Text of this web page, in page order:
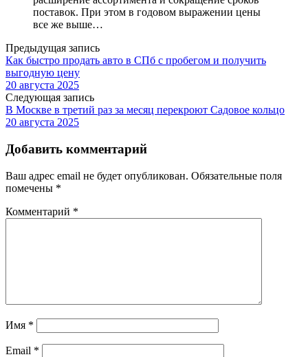
поставок. При этом в годовом выражении цены
все же выше…
Предыдущая запись
Как быстро продать авто в СПб с пробегом и получить
выгодную цену
20 августа 2025
Следующая запись
В Москве в третий раз за месяц перекроют Садовое кольцо
20 августа 2025
Добавить комментарий
Ваш адрес email не будет опубликован. Обязательные поля
помечены *
Комментарий *
Имя *
Email *